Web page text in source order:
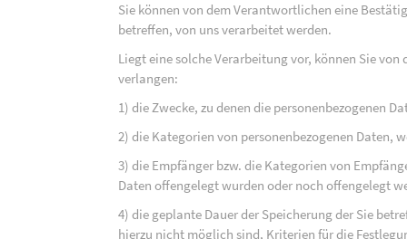
Sie können von dem Verantwortlichen eine
betreffen, von uns verarbeitet werden.
Liegt eine solche Verarbeitung vor, können Sie
verlangen:
1) die Zwecke, zu denen die personenbezogenen
2) die Kategorien von personenbezogenen Daten,
3) die Empfänger bzw. die Kategorien von
Daten offengelegt wurden oder noch offengelegt
4) die geplante Dauer der Speicherung der Sie
hierzu nicht möglich sind, Kriterien für die